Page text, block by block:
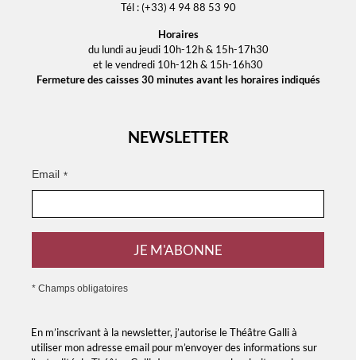
Tél : (+33) 4 94 88 53 90
Horaires
du lundi au jeudi 10h-12h & 15h-17h30
et le vendredi 10h-12h & 15h-16h30
Fermeture des caisses 30 minutes avant les horaires indiqués
NEWSLETTER
Email *
JE M'ABONNE
* Champs obligatoires
En m’inscrivant à la newsletter, j’autorise le Théâtre Galli à
utiliser mon adresse email pour m’envoyer des informations sur